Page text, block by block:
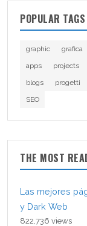
POPULAR TAGS
graphic grafica
apps
projects
blogs
progetti
SEO
THE MOST
Las mejores
y Dark Web
822,736 views